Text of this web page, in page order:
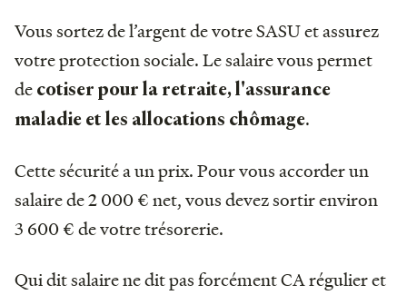
Vous sortez de l’argent de votre SASU et assurez
votre protection sociale. Le salaire vous permet
de cotiser pour la retraite, l'assurance
maladie et les allocations chômage.
Cette sécurité a un prix. Pour vous accorder un
salaire de 2 000 € net, vous devez sortir environ
3 600 € de votre trésorerie.
Qui dit salaire ne dit pas forcément CA régulier et